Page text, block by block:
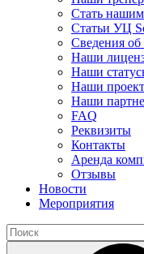
Стать
Статьи УЦ
Сведения об
Наши
Наши
Наши
Наши
FAQ
Реквизиты
Контакты
Аренда
Отзывы
Новости
Мероприятия